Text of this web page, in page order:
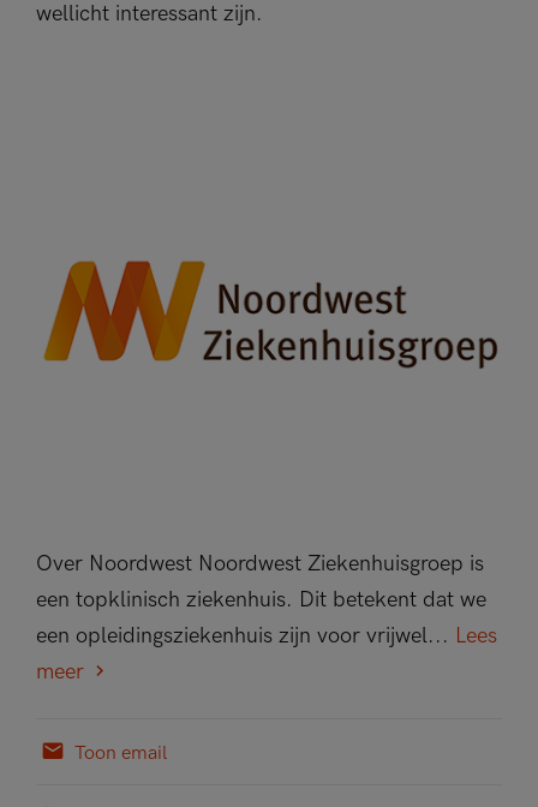
wellicht interessant zijn.
Over Noordwest Noordwest Ziekenhuisgroep is
een topklinisch ziekenhuis. Dit betekent dat we
een opleidingsziekenhuis zijn voor vrijwel... Lees
meer
Toon email